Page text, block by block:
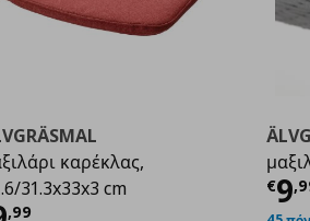
καρέκλας,
31.3x33x3 cm
,99
€9,